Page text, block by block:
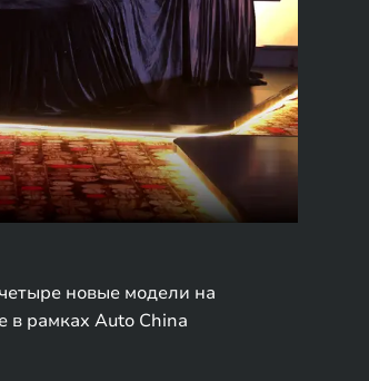
новые модели на
в рамках Auto China